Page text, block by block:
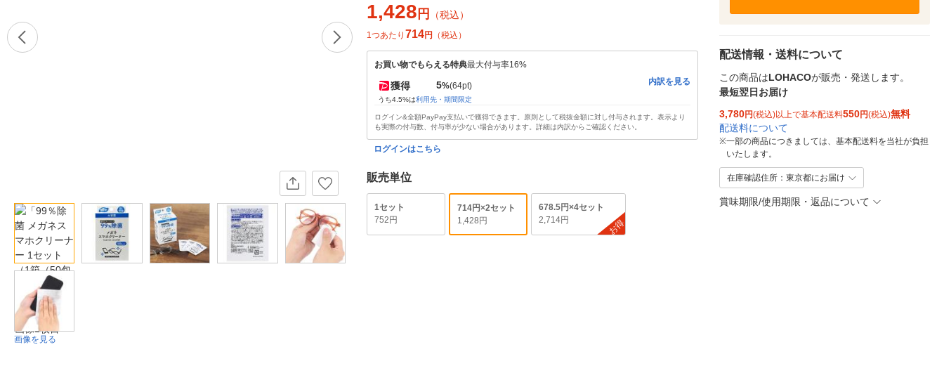
画像を見る
1,428 円 （税込）
1つあたり 714円 （税込）
お買い物でもらえる特典最大付与率16%
獲得 5%(64pt)
うち4.5%は利用先・期間限定
内訳を見る
ログイン&全額PayPay支払いで獲得できます。原則として税抜金額に対し付与されます。表示より
も実際の付与数、付与率が少ない場合があります。詳細は内訳からご確認ください。
ログインはこちら
販売単位
1セット
752円
714円×2セット
1,428円
678.5円×4セット
2,714円
お得
配送情報・送料について
この商品はLOHACOが販売・発送します。
最短翌日お届け
3,780円(税込)以上で基本配送料550円(税込)無料
配送料について
※一部の商品につきましては、基本配送料を当社が負担
いたします。
在庫確認住所：東京都にお届け
賞味期限/使用期限・返品について